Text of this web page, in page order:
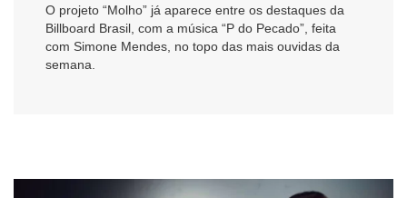
O projeto “Molho” já aparece entre os destaques da
Billboard Brasil, com a música “P do Pecado”, feita
com Simone Mendes, no topo das mais ouvidas da
semana.